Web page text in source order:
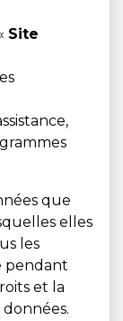
Site
que
elles
les
pendant
et la